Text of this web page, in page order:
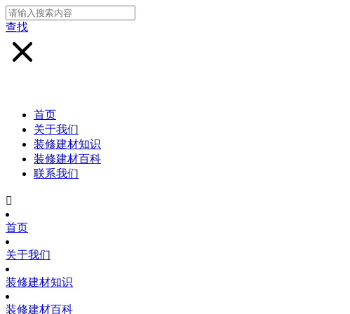
查找
首页
关于我们
装修建材知识
装修建材百科
联系我们

首页
关于我们
装修建材知识
装修建材百科